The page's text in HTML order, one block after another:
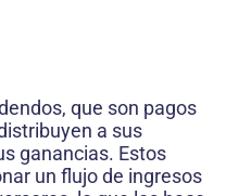
que son pagos
a sus
ganancias. Estos
un flujo de ingresos